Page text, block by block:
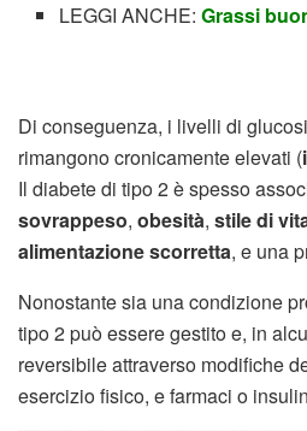
LEGGI ANCHE:Grassi
Di conseguenza, i livelli di
rimangono cronicamente elevati (
Il diabete di tipo 2 è spesso
sovrappeso, obesità, stile di
alimentazione scorretta, e una
Nonostante sia una condizione
tipo 2 può essere gestito e, in
reversibile attraverso modifiche
esercizio fisico, e farmaci o